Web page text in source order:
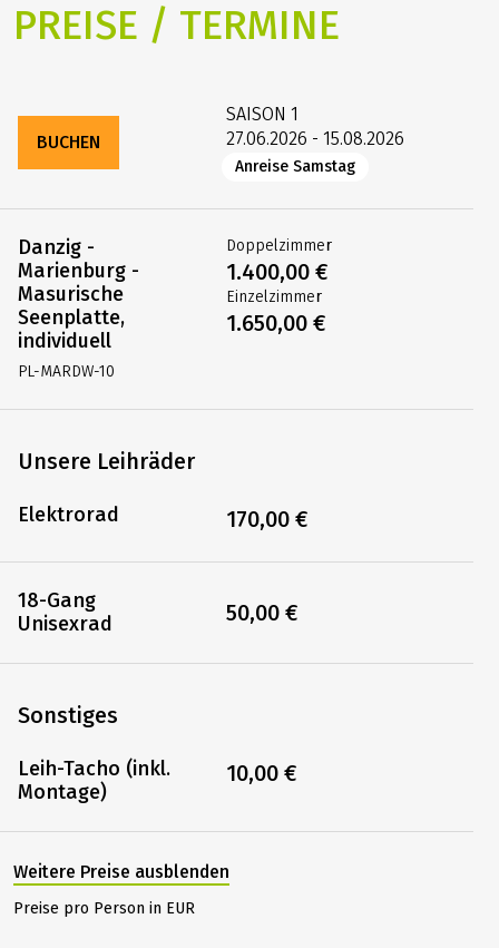
PREISE / TERMINE
BUCHEN
Danzig -
Marienburg -
Masurische
Seenplatte,
individuell
PL-MARDW-10
Unsere Leihräder
Elektrorad
18-Gang
Unisexrad
Sonstiges
Leih-Tacho (inkl.
Montage)
SAISON 1
27.06.2026 - 15.08.2026
Anreise Samstag
Doppelzimmer
1.400,00 €
Einzelzimmer
1.650,00 €
170,00 €
50,00 €
10,00 €
Weitere Preise ausblenden
Preise pro Person in EUR